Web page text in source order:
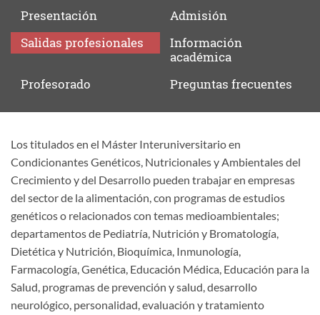
Presentación
Admisión
Salidasprofesionales
Información
académica
Profesorado
Preguntasfrecuentes
Salidas
profesionales
Los titulados en el Máster Interuniversitario en
Condicionantes Genéticos, Nutricionales y Ambientales del
Crecimiento y del Desarrollo pueden trabajar en empresas
del sector de la alimentación, con programas de estudios
genéticos o relacionados con temas medioambientales;
departamentos de Pediatría, Nutrición y Bromatología,
Dietética y Nutrición, Bioquímica, Inmunología,
Farmacología, Genética, Educación Médica, Educación para la
Salud, programas de prevención y salud, desarrollo
neurológico, personalidad, evaluación y tratamiento